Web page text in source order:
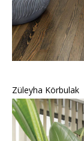
Züleyha Körbulak